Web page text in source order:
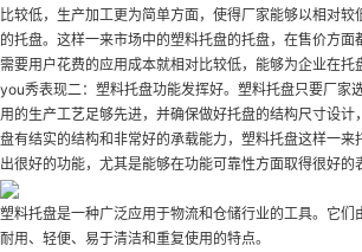
比较低，生产加工更为简单方面，使得厂家能够以相对
的托盘。这样一来市场中的塑料托盘的托盘，在售价方面
需要用户花费的应用成本就相对比较低，能够为企业在托
you秀表现二：塑料托盘功能发挥好。塑料托盘只要厂家
用的生产工艺足够先进，并确保做好托盘的结构尺寸设计
盘有结实的结构和非常好的承载能力，塑料托盘这样一来
出很好的功能，尤其是能够在功能可靠性方面取得很好的
塑料托盘是一种广泛应用于物流和仓储行业的工具。它们
耐用、轻便、易于清洁和重复使用的特点。